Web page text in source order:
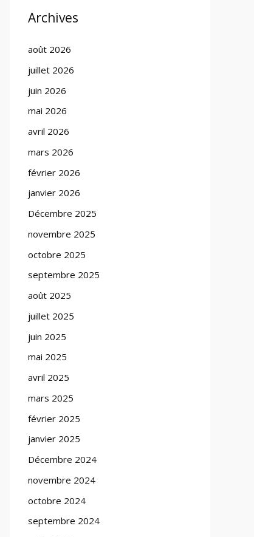
Archives
août 2026
juillet 2026
juin 2026
mai 2026
avril 2026
mars 2026
février 2026
janvier 2026
Décembre 2025
novembre 2025
octobre 2025
septembre 2025
août 2025
juillet 2025
juin 2025
mai 2025
avril 2025
mars 2025
février 2025
janvier 2025
Décembre 2024
novembre 2024
octobre 2024
septembre 2024